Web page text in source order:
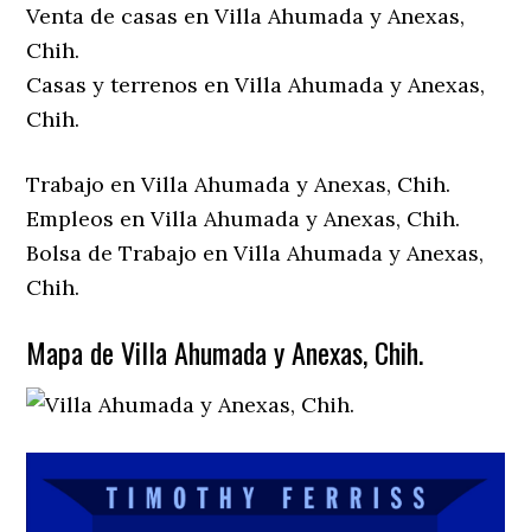
Venta de casas en Villa Ahumada y Anexas,
Chih.
Casas y terrenos en Villa Ahumada y Anexas,
Chih.
Trabajo en Villa Ahumada y Anexas, Chih.
Empleos en Villa Ahumada y Anexas, Chih.
Bolsa de Trabajo en Villa Ahumada y Anexas,
Chih.
Mapa de Villa Ahumada y Anexas, Chih.